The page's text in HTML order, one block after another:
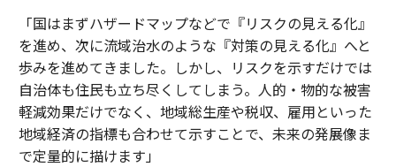
「国はまずハザードマップなどで『リスクの見える化』
を進め、次に流域治水のような『対策の見える化』へと
歩みを進めてきました。しかし、リスクを示すだけでは
自治体も住民も立ち尽くしてしまう。人的・物的な被害
軽減効果だけでなく、地域総生産や税収、雇用といった
地域経済の指標も合わせて示すことで、未来の発展像ま
で定量的に描けます」